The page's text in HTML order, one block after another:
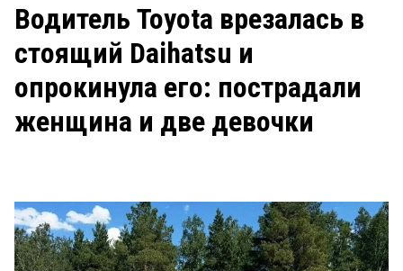
ЗАКОН
НОВОСТИ КОМПАНИЙ
Рейтинги
Блоги
Архив
Водитель Toyota врезалась в
стоящий Daihatsu и
опрокинула его: пострадали
женщина и две девочки